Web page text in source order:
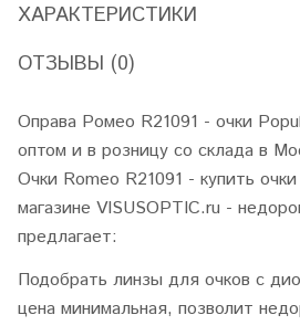
ХАРАКТЕРИСТИКИ
ОТЗЫВЫ (0)
Оправа Ромео R21091 - очки
оптом и в розницу со склада в
Очки Romeo R21091 - купить
магазине VISUSOPTIC.ru -
предлагает:
Подобрать линзы для очков с
цена минимальная, позволит